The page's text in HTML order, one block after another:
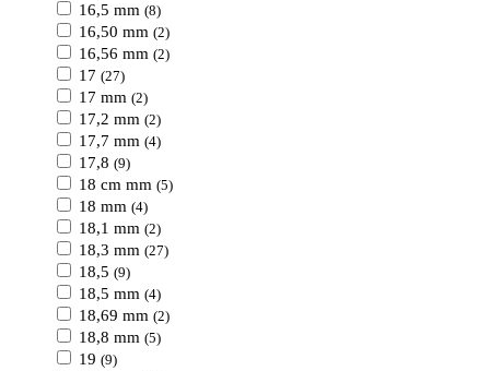
16,5 mm (8)
16,50 mm (2)
16,56 mm (2)
17 (27)
17 mm (2)
17,2 mm (2)
17,7 mm (4)
17,8 (9)
18 cm mm (5)
18 mm (4)
18,1 mm (2)
18,3 mm (27)
18,5 (9)
18,5 mm (4)
18,69 mm (2)
18,8 mm (5)
19 (9)